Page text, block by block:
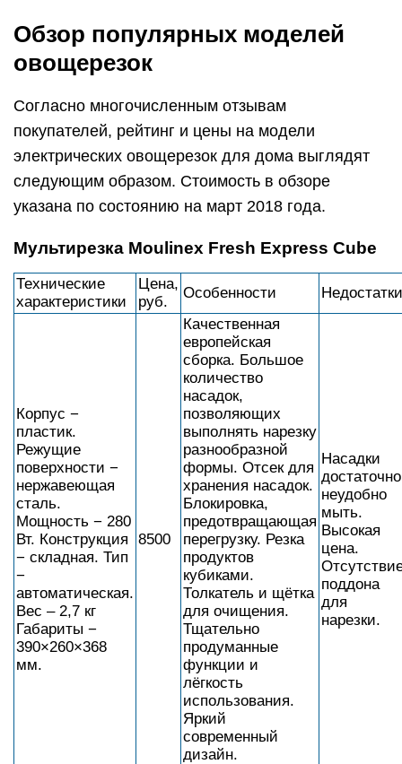
Обзор популярных моделей
овощерезок
Согласно многочисленным отзывам
покупателей, рейтинг и цены на модели
электрических овощерезок для дома выглядят
следующим образом. Стоимость в обзоре
указана по состоянию на март 2018 года.
Мультирезка Moulinex Fresh Express Cube
Технические
характеристики
Цена,
руб.
Особенности Недостатки
Корпус −
пластик.
Режущие
поверхности −
нержавеющая
сталь.
Мощность − 280
Вт. Конструкция
− складная. Тип
−
автоматическая.
Вес – 2,7 кг
Габариты −
390×260×368
мм.
8500
Качественная
европейская
сборка. Большое
количество
насадок,
позволяющих
выполнять нарезку
разнообразной
формы. Отсек для
хранения насадок.
Блокировка,
предотвращающая
перегрузку. Резка
продуктов
кубиками.
Толкатель и щётка
для очищения.
Тщательно
продуманные
функции и
лёгкость
использования.
Яркий
современный
дизайн.
Насадки
достаточно
неудобно
мыть.
Высокая
цена.
поддона
для
нарезки.